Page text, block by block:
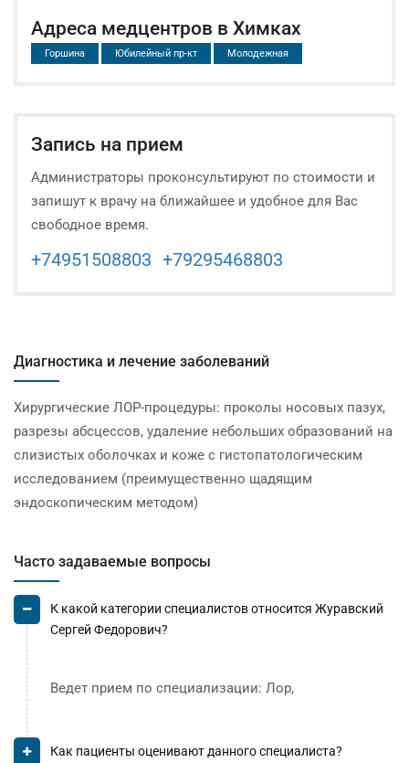
Адреса медцентров в Химках
Горшина Юбилейный пр-кт Молодежная
Запись на прием
Администраторы проконсультируют по стоимости и
запишут к врачу на ближайшее и удобное для Вас
свободное время.
+74951508803 +79295468803
Диагностика и лечение заболеваний
Хирургические ЛОР-процедуры: проколы носовых пазух,
разрезы абсцессов, удаление небольших образований на
слизистых оболочках и коже с гистопатологическим
исследованием (преимущественно щадящим
эндоскопическим методом)
Часто задаваемые вопросы
К какой категории специалистов относится Журавский
Сергей Федорович?
Ведет прием по специализации: Лор,
Как пациенты оценивают данного специалиста?